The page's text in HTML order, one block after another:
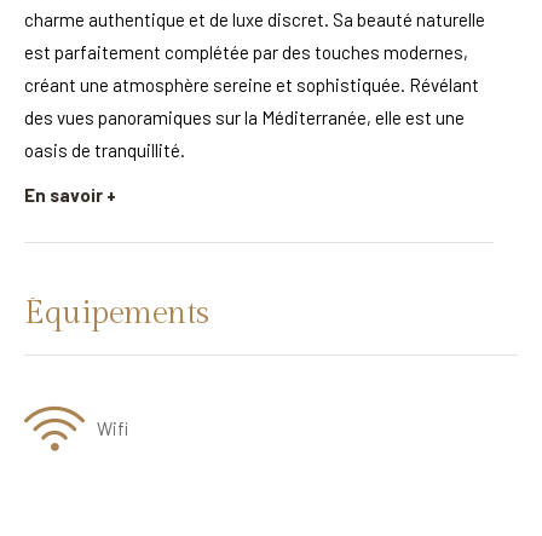
charme authentique et de luxe discret. Sa beauté naturelle
est parfaitement complétée par des touches modernes,
créant une atmosphère sereine et sophistiquée. Révélant
des vues panoramiques sur la Méditerranée, elle est une
oasis de tranquillité.
En savoir +
Équipements
Wifi